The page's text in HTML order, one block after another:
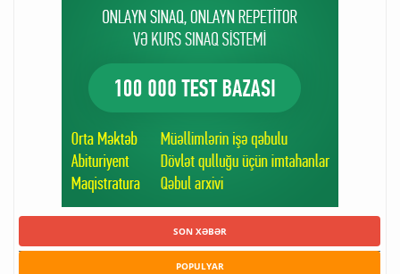
SON XƏBƏR
POPULYAR